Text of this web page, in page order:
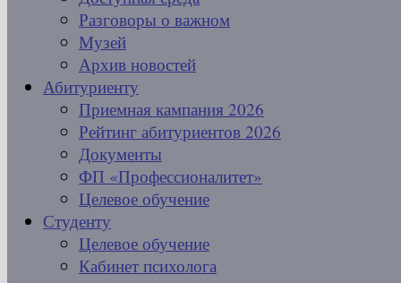
Разговоры о важном
Музей
Архив новостей
Абитуриенту
Приемная кампания 2026
Рейтинг абитуриентов 2026
Документы
ФП «Профессионалитет»
Целевое обучение
Студенту
Целевое обучение
Кабинет психолога